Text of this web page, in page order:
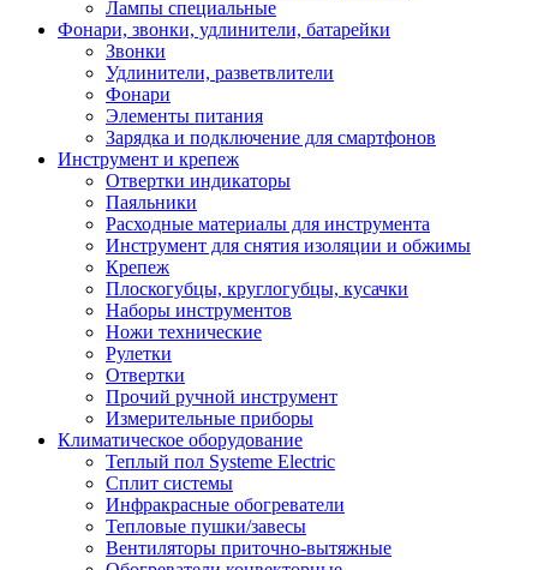
Лампы специальные
Фонари, звонки, удлинители, батарейки
Звонки
Удлинители, разветвлители
Фонари
Элементы питания
Зарядка и подключение для смартфонов
Инструмент и крепеж
Отвертки индикаторы
Паяльники
Расходные материалы для инструмента
Инструмент для снятия изоляции и обжимы
Крепеж
Плоскогубцы, круглогубцы, кусачки
Наборы инструментов
Ножи технические
Рулетки
Отвертки
Прочий ручной инструмент
Измерительные приборы
Климатическое оборудование
Теплый пол Systeme Electric
Сплит системы
Инфракрасные обогреватели
Тепловые пушки/завесы
Вентиляторы приточно-вытяжные